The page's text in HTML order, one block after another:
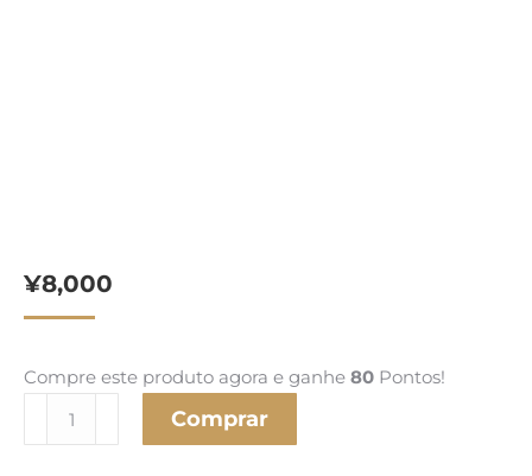
¥8,000
Compre este produto agora e ganhe 80 Pontos!
Promocional
Comprar